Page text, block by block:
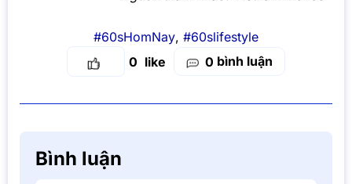
#60sHomNay, #60slifestyle
0
0 bình luận
Bình luận